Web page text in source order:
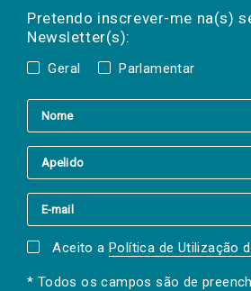
Pretendo inscrever-me na(s)
Newsletter(s):
Geral Parlamentar
a(s) newsletter(s).
mail
Aceito a Política de Utilização
* Todos os campos são de